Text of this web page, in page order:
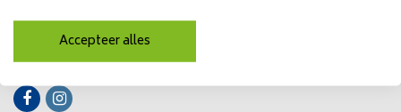
Contactgegevens
Volg ons
Accepteer alles